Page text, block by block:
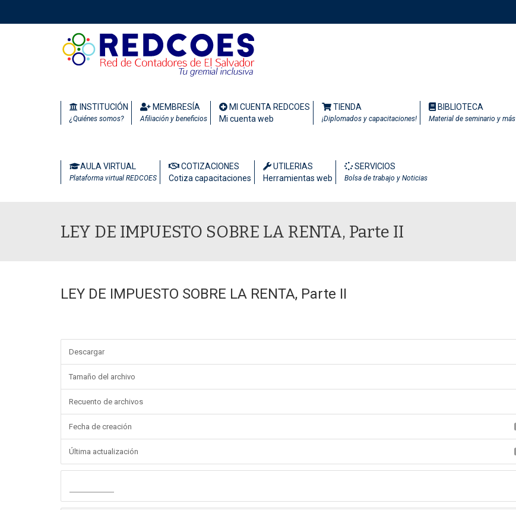
INSTITUCIÓN
¿Quiénes somos?
MEMBRESÍA
Afiliación y beneficios
MI CUENTA REDCOES
Mi cuenta web
TIENDA
¡Diplomados y capacitaciones!
BIBLIOTECA
Material de seminario y más
AULA VIRTUAL
Plataforma virtual REDCOES
COTIZACIONES
Cotiza capacitaciones
UTILERIAS
Herramientas web
SERVICIOS
Bolsa de trabajo y Noticias
LEY DE IMPUESTO SOBRE LA RENTA, Parte II
LEY DE IMPUESTO SOBRE LA RENTA, Parte II
Descargar
Tamaño del archivo
Recuento de archivos
Fecha de creación
Última actualización